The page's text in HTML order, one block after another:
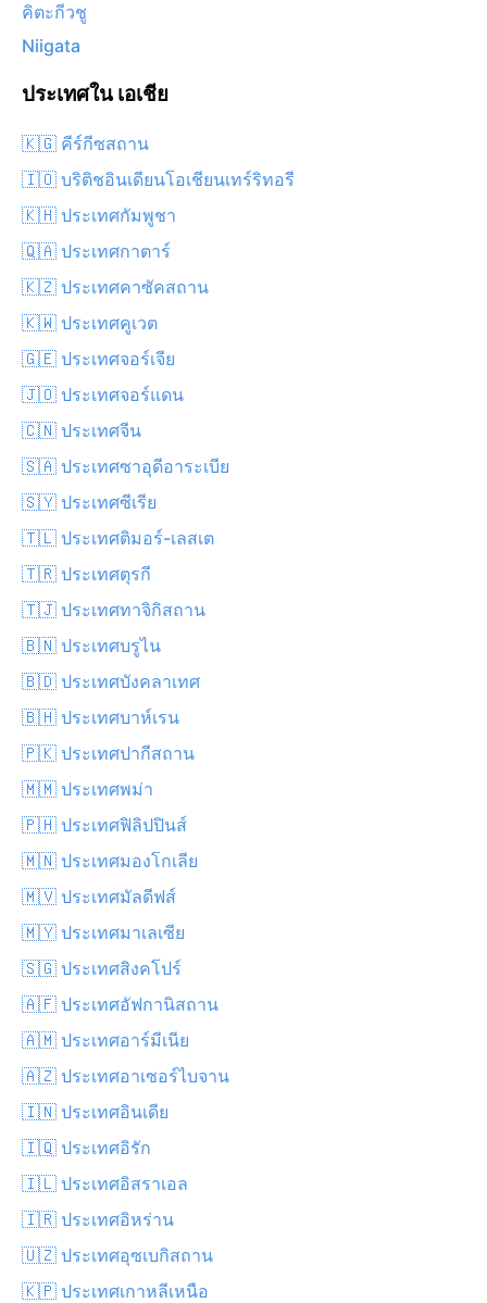
คิตะกีวชู
Niigata
ประเทศใน เอเชีย
🇰🇬 คีร์กีซสถาน
🇮🇴 บริติชอินเดียนโอเชียนเทร์ริทอรี
🇰🇭 ประเทศกัมพูชา
🇶🇦 ประเทศกาตาร์
🇰🇿 ประเทศคาซัคสถาน
🇰🇼 ประเทศคูเวต
🇬🇪 ประเทศจอร์เจีย
🇯🇴 ประเทศจอร์แดน
🇨🇳 ประเทศจีน
🇸🇦 ประเทศซาอุดีอาระเบีย
🇸🇾 ประเทศซีเรีย
🇹🇱 ประเทศติมอร์-เลสเต
🇹🇷 ประเทศตุรกี
🇹🇯 ประเทศทาจิกิสถาน
🇧🇳 ประเทศบรูไน
🇧🇩 ประเทศบังคลาเทศ
🇧🇭 ประเทศบาห์เรน
🇵🇰 ประเทศปากีสถาน
🇲🇲 ประเทศพม่า
🇵🇭 ประเทศฟิลิปปินส์
🇲🇳 ประเทศมองโกเลีย
🇲🇻 ประเทศมัลดีฟส์
🇲🇾 ประเทศมาเลเซีย
🇸🇬 ประเทศสิงคโปร์
🇦🇫 ประเทศอัฟกานิสถาน
🇦🇲 ประเทศอาร์มีเนีย
🇦🇿 ประเทศอาเซอร์ไบจาน
🇮🇳 ประเทศอินเดีย
🇮🇶 ประเทศอิรัก
🇮🇱 ประเทศอิสราเอล
🇮🇷 ประเทศอิหร่าน
🇺🇿 ประเทศอุซเบกิสถาน
🇰🇵 ประเทศเกาหลีเหนือ